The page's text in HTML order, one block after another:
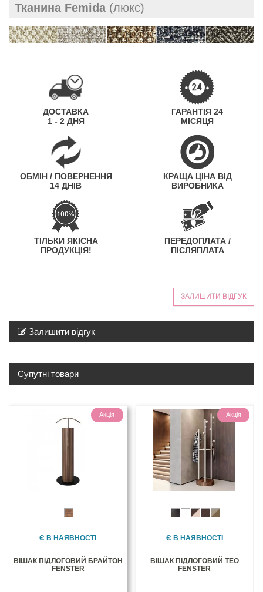
Тканина Femida (люкс)
ДОСТАВКА
1 - 2 ДНЯ
ГАРАНТІЯ 24
МІСЯЦЯ
ОБМІН / ПОВЕРНЕННЯ
14 ДНІВ
КРАЩА ЦІНА ВІД
ВИРОБНИКА
ТІЛЬКИ ЯКІСНА
ПРОДУКЦІЯ!
ПЕРЕДОПЛАТА /
ПІСЛЯПЛАТА
ЗАЛИШИТИ ВІДГУК
Залишити відгук
Супутні товари
Акція
Є В НАЯВНОСТІ
ВІШАК ПІДЛОГОВИЙ БРАЙТОН
FENSTER
Акція
Є В НАЯВНОСТІ
ВІШАК ПІДЛОГОВИЙ ТЕО
FENSTER